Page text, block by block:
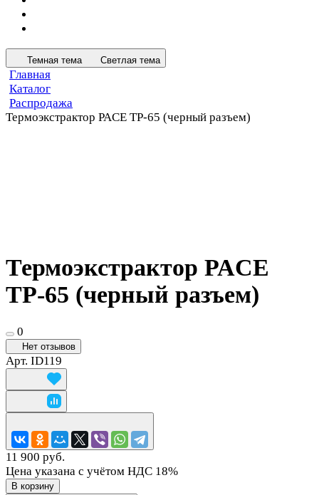
Темная тема Светлая тема
Главная
Каталог
Распродажа
Термоэкстрактор PACE TP-65 (черный разъем)
Термоэкстрактор PACE
TP-65 (черный разъем)
0
Нет отзывов
Арт. ID119
11 900 руб.
Цена указана с учётом НДС 18%
В корзину